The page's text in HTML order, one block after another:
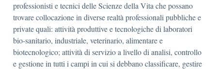
professionisti e tecnici delle Scienze della Vita che possano
trovare collocazione in diverse realtà professionali pubbliche e
private quali: attività produttive e tecnologiche di laboratori
bio-sanitario, industriale, veterinario, alimentare e
biotecnologico; attività di servizio a livello di analisi, controllo
e gestione in tutti i campi in cui si debbano classificare, gestire